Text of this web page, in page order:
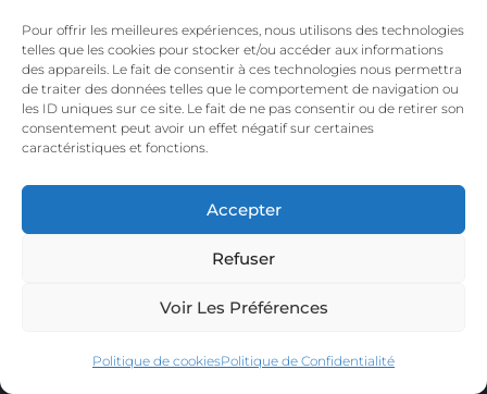
Pour offrir les meilleures expériences, nous utilisons des technologies
telles que les cookies pour stocker et/ou accéder aux informations
des appareils. Le fait de consentir à ces technologies nous permettra
de traiter des données telles que le comportement de navigation ou
les ID uniques sur ce site. Le fait de ne pas consentir ou de retirer son
consentement peut avoir un effet négatif sur certaines
caractéristiques et fonctions.
Accepter
Refuser
Voir Les Préférences
Politique de cookiesPolitique de Confidentialité